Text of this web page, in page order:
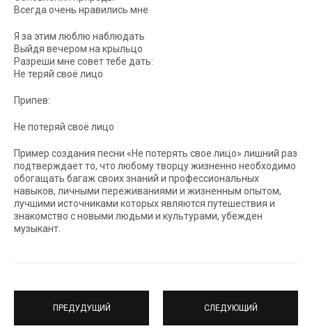
Всегда очень нравились мне
Я за этим люблю наблюдать
Выйдя вечером на крыльцо
Разреши мне совет тебе дать:
Не теряй своё лицо
Припев:
Не потеряй своё лицо
Пример создания песни «Не потерять свое лицо» лишний раз
подтверждает то, что любому творцу жизненно необходимо
обогащать багаж своих знаний и профессиональных
навыков, личными переживаниями и жизненным опытом,
лучшими источниками которых являются путешествия и
знакомство с новыми людьми и культурами, убежден
музыкант.
ПРЕДУДУЩИЙ СЛЕДУЮЩИЙ